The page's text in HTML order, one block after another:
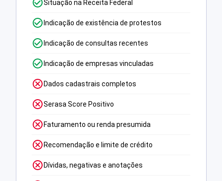
Situação na Receita Federal
Indicação de existência de protestos
Indicação de consultas recentes
Indicação de empresas vinculadas
Dados cadastrais completos
Serasa Score Positivo
Faturamento ou renda presumida
Recomendação e limite de crédito
Dívidas, negativas e anotações